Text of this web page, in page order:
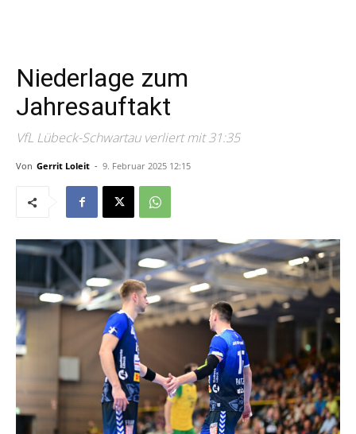
Niederlage zum
Jahresauftakt
VfL Lübeck-Schwartau verliert mit 31:35
Von Gerrit Loleit - 9. Februar 2025 12:15